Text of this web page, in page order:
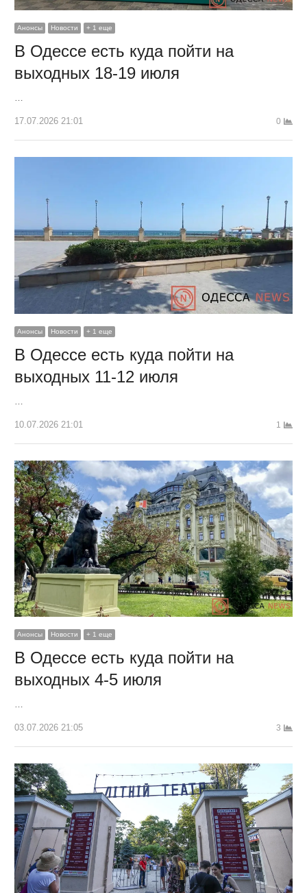
Анонсы Новости + 1 еще
В Одессе есть куда пойти на
выходных 18-19 июля
…
17.07.2026 21:01 0
Анонсы Новости + 1 еще
В Одессе есть куда пойти на
выходных 11-12 июля
10.07.2026 21:01 1
Анонсы Новости + 1 еще
В Одессе есть куда пойти на
выходных 4-5 июля
03.07.2026 21:05 3